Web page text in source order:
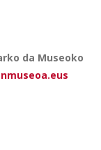
da Museoko